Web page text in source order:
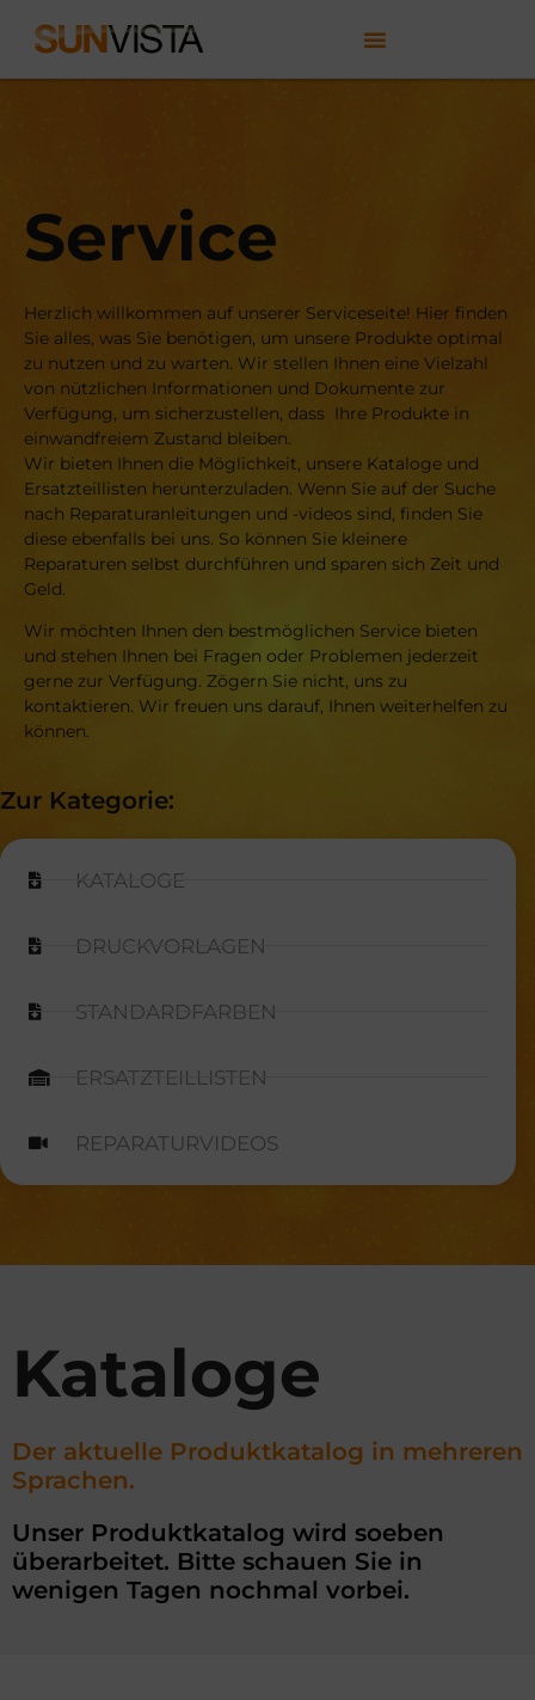
Service
Herzlich willkommen auf unserer Serviceseite! Hier finden
Sie alles, was Sie benötigen, um unsere Produkte optimal
zu nutzen und zu warten. Wir stellen Ihnen eine Vielzahl
von nützlichen Informationen und Dokumente zur
Verfügung, um sicherzustellen, dass Ihre Produkte in
einwandfreiem Zustand bleiben.
Wir bieten Ihnen die Möglichkeit, unsere Kataloge und
Ersatzteillisten herunterzuladen. Wenn Sie auf der Suche
nach Reparaturanleitungen und -videos sind, finden Sie
diese ebenfalls bei uns. So können Sie kleinere
Reparaturen selbst durchführen und sparen sich Zeit und
Geld.
Wir möchten Ihnen den bestmöglichen Service bieten
und stehen Ihnen bei Fragen oder Problemen jederzeit
gerne zur Verfügung. Zögern Sie nicht, uns zu
kontaktieren. Wir freuen uns darauf, Ihnen weiterhelfen zu
können.
Zur Kategorie:
KATALOGE
DRUCKVORLAGEN
STANDARDFARBEN
ERSATZTEILLISTEN
REPARATURVIDEOS
Kataloge
Der aktuelle Produktkatalog in mehreren
Sprachen.
Unser Produktkatalog wird soeben
überarbeitet. Bitte schauen Sie in
wenigen Tagen nochmal vorbei.